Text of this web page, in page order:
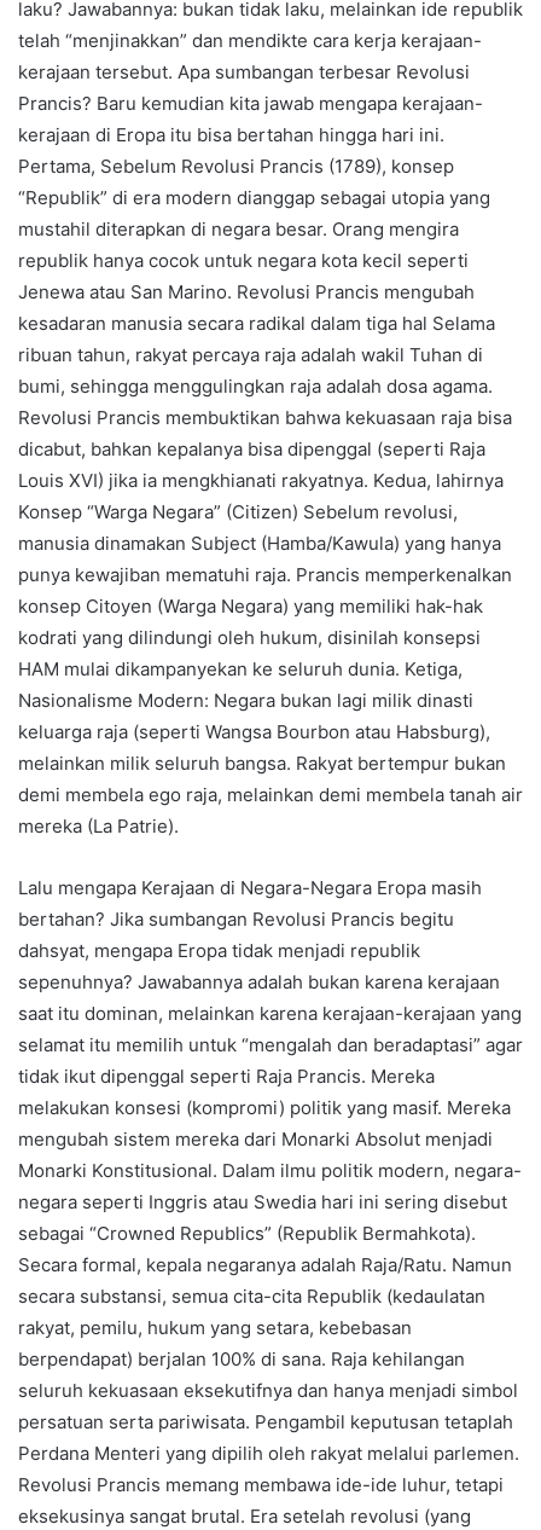
laku? Jawabannya: bukan tidak laku, melainkan ide republik
telah “menjinakkan” dan mendikte cara kerja kerajaan-
kerajaan tersebut. Apa sumbangan terbesar Revolusi
Prancis? Baru kemudian kita jawab mengapa kerajaan-
kerajaan di Eropa itu bisa bertahan hingga hari ini.
Pertama, Sebelum Revolusi Prancis (1789), konsep
“Republik” di era modern dianggap sebagai utopia yang
mustahil diterapkan di negara besar. Orang mengira
republik hanya cocok untuk negara kota kecil seperti
Jenewa atau San Marino. Revolusi Prancis mengubah
kesadaran manusia secara radikal dalam tiga hal Selama
ribuan tahun, rakyat percaya raja adalah wakil Tuhan di
bumi, sehingga menggulingkan raja adalah dosa agama.
Revolusi Prancis membuktikan bahwa kekuasaan raja bisa
dicabut, bahkan kepalanya bisa dipenggal (seperti Raja
Louis XVI) jika ia mengkhianati rakyatnya. Kedua, lahirnya
Konsep “Warga Negara” (Citizen) Sebelum revolusi,
manusia dinamakan Subject (Hamba/Kawula) yang hanya
punya kewajiban mematuhi raja. Prancis memperkenalkan
konsep Citoyen (Warga Negara) yang memiliki hak-hak
kodrati yang dilindungi oleh hukum, disinilah konsepsi
HAM mulai dikampanyekan ke seluruh dunia. Ketiga,
Nasionalisme Modern: Negara bukan lagi milik dinasti
keluarga raja (seperti Wangsa Bourbon atau Habsburg),
melainkan milik seluruh bangsa. Rakyat bertempur bukan
demi membela ego raja, melainkan demi membela tanah air
mereka (La Patrie).
Lalu mengapa Kerajaan di Negara-Negara Eropa masih
bertahan? Jika sumbangan Revolusi Prancis begitu
dahsyat, mengapa Eropa tidak menjadi republik
sepenuhnya? Jawabannya adalah bukan karena kerajaan
saat itu dominan, melainkan karena kerajaan-kerajaan yang
selamat itu memilih untuk “mengalah dan beradaptasi” agar
tidak ikut dipenggal seperti Raja Prancis. Mereka
melakukan konsesi (kompromi) politik yang masif. Mereka
mengubah sistem mereka dari Monarki Absolut menjadi
Monarki Konstitusional. Dalam ilmu politik modern, negara-
negara seperti Inggris atau Swedia hari ini sering disebut
sebagai “Crowned Republics” (Republik Bermahkota).
Secara formal, kepala negaranya adalah Raja/Ratu. Namun
secara substansi, semua cita-cita Republik (kedaulatan
rakyat, pemilu, hukum yang setara, kebebasan
berpendapat) berjalan 100% di sana. Raja kehilangan
seluruh kekuasaan eksekutifnya dan hanya menjadi simbol
persatuan serta pariwisata. Pengambil keputusan tetaplah
Perdana Menteri yang dipilih oleh rakyat melalui parlemen.
Revolusi Prancis memang membawa ide-ide luhur, tetapi
eksekusinya sangat brutal. Era setelah revolusi (yang